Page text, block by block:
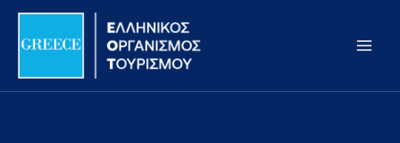
Σημείωση:
ιστότοπος
Μετάβαση
περιεχόμενο